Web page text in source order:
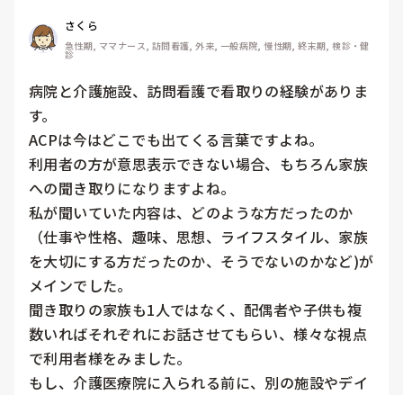
さくら
急性期, ママナース, 訪問看護, 外来, 一般病院, 慢性期, 終末期, 検診・健
診
病院と介護施設、訪問看護で看取りの経験がありま
す。
ACPは今はどこでも出てくる言葉ですよね。
利用者の方が意思表示できない場合、もちろん家族
への聞き取りになりますよね。
私が聞いていた内容は、どのような方だったのか
（仕事や性格、趣味、思想、ライフスタイル、家族
を大切にする方だったのか、そうでないのかなど)が
メインでした。
聞き取りの家族も1人ではなく、配偶者や子供も複
数いればそれぞれにお話させてもらい、様々な視点
で利用者様をみました。
もし、介護医療院に入られる前に、別の施設やデイ